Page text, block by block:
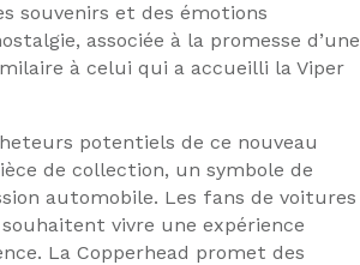
souvenirs et des émotions
associée à la promesse d’une
à celui qui a accueilli la Viper
potentiels de ce nouveau
de collection, un symbole de
automobile. Les fans de voitures
vivre une expérience
La Copperhead promet des